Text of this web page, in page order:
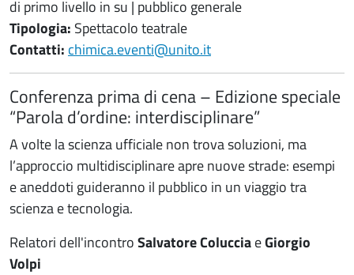
di primo livello in su | pubblico generale
Tipologia: Spettacolo teatrale
Contatti: chimica.eventi@unito.it
Conferenza prima di cena – Edizione speciale
“Parola d’ordine: interdisciplinare”
A volte la scienza ufficiale non trova soluzioni, ma
l’approccio multidisciplinare apre nuove strade: esempi
e aneddoti guideranno il pubblico in un viaggio tra
scienza e tecnologia.
Relatori dell'incontroSalvatore ColucciaeGiorgio
Volpi